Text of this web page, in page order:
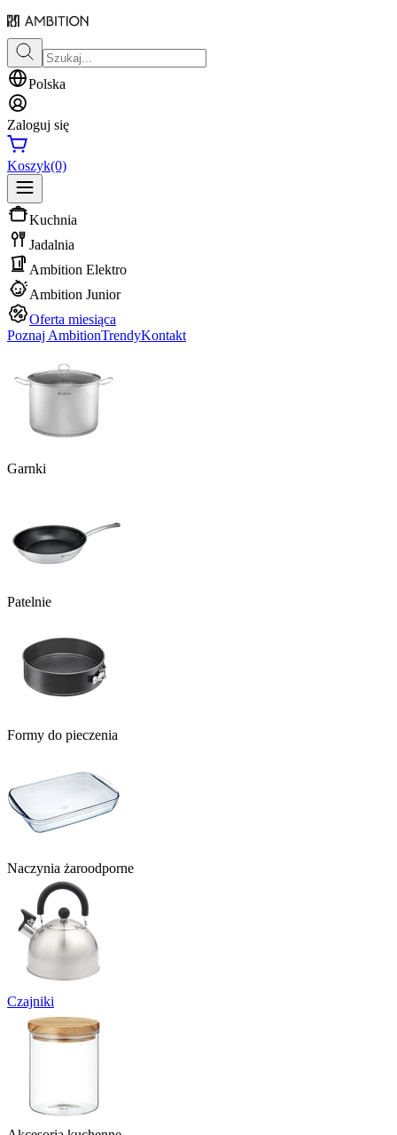
Polska
Zaloguj się
Koszyk(0)
Kuchnia
Jadalnia
Ambition Elektro
Ambition Junior
Oferta miesiąca
Poznaj AmbitionTrendyKontakt
Garnki
Patelnie
Formy do pieczenia
Naczynia żaroodporne
Czajniki